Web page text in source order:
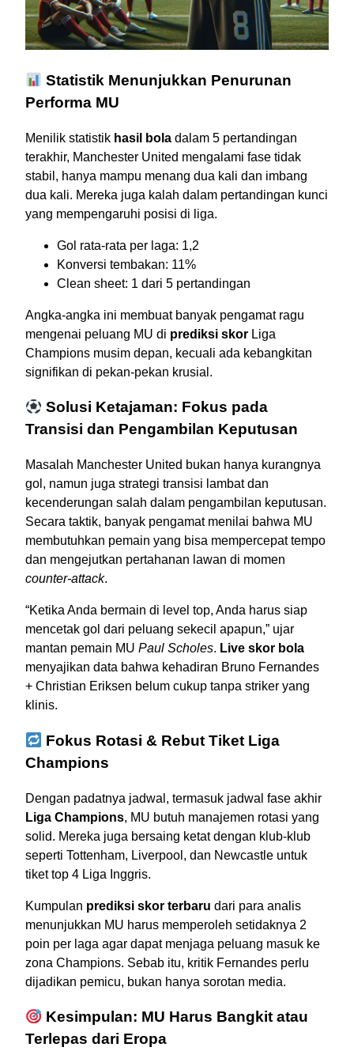
Statistik Menunjukkan Penurunan
Performa MU
Menilik statistik hasil bola dalam 5 pertandingan
terakhir, Manchester United mengalami fase tidak
stabil, hanya mampu menang dua kali dan imbang
dua kali. Mereka juga kalah dalam pertandingan kunci
yang mempengaruhi posisi di liga.
Gol rata-rata per laga: 1,2
Konversi tembakan: 11%
Clean sheet: 1 dari 5 pertandingan
Angka-angka ini membuat banyak pengamat ragu
mengenai peluang MU di prediksi skor Liga
Champions musim depan, kecuali ada kebangkitan
signifikan di pekan-pekan krusial.
Solusi Ketajaman: Fokus pada
Transisi dan Pengambilan Keputusan
Masalah Manchester United bukan hanya kurangnya
gol, namun juga strategi transisi lambat dan
kecenderungan salah dalam pengambilan keputusan.
Secara taktik, banyak pengamat menilai bahwa MU
membutuhkan pemain yang bisa mempercepat tempo
dan mengejutkan pertahanan lawan di momen
counter-attack.
“Ketika Anda bermain di level top, Anda harus siap
mencetak gol dari peluang sekecil apapun,” ujar
mantan pemain MU Paul Scholes. Live skor bola
menyajikan data bahwa kehadiran Bruno Fernandes
+ Christian Eriksen belum cukup tanpa striker yang
klinis.
Fokus Rotasi & Rebut Tiket Liga
Champions
Dengan padatnya jadwal, termasuk jadwal fase akhir
Liga Champions, MU butuh manajemen rotasi yang
solid. Mereka juga bersaing ketat dengan klub-klub
seperti Tottenham, Liverpool, dan Newcastle untuk
tiket top 4 Liga Inggris.
Kumpulan prediksi skor terbaru dari para analis
menunjukkan MU harus memperoleh setidaknya 2
poin per laga agar dapat menjaga peluang masuk ke
zona Champions. Sebab itu, kritik Fernandes perlu
dijadikan pemicu, bukan hanya sorotan media.
Kesimpulan: MU Harus Bangkit atau
Terlepas dari Eropa